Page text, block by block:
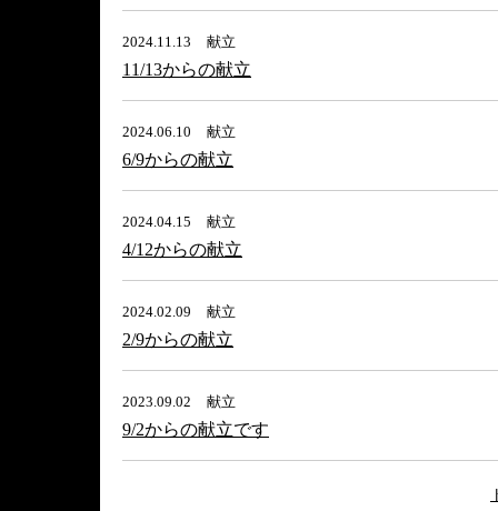
2024.11.13 献立
11/13からの献立
2024.06.10 献立
6/9からの献立
2024.04.15 献立
4/12からの献立
2024.02.09 献立
2/9からの献立
2023.09.02 献立
9/2からの献立です